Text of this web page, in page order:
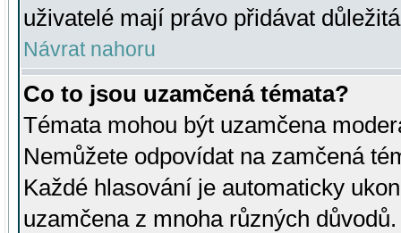
uživatelé mají právo přidávat
Návrat nahoru
Co to jsou uzamčená témata?
Témata mohou být uzamčena
Nemůžete odpovídat na zamčená
Každé hlasování je automaticky
uzamčena z mnoha různých důvodů.